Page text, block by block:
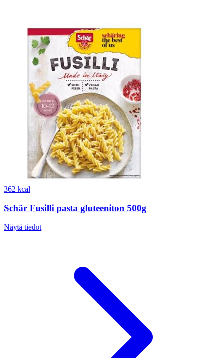
362 kcal
Schär Fusilli pasta gluteeniton 500g
Näytä tiedot